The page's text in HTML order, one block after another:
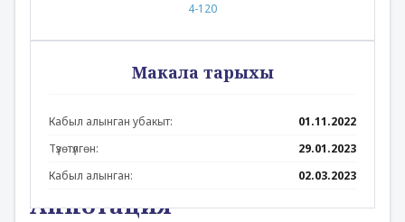
Аннотация
4-120
Макала тарыхы
Кабыл алынган убакыт:
01.11.2022
Түзөтүлгөн:
29.01.2023
Кабыл алынган:
02.03.2023